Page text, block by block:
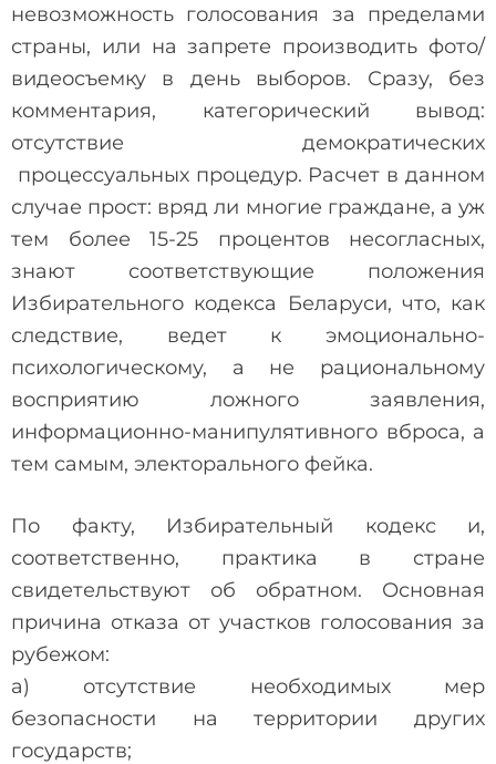
невозможность голосования за пределами
страны, или на запрете производить фото/
видеосъемку в день выборов. Сразу, без
комментария, категорический вывод:
отсутствие демократических
процессуальных процедур. Расчет в данном
случае прост: вряд ли многие граждане, а уж
тем более 15-25 процентов несогласных,
знают соответствующие положения
Избирательного кодекса Беларуси, что, как
следствие, ведет к эмоционально-
психологическому, а не рациональному
восприятию ложного заявления,
информационно-манипулятивного вброса, а
тем самым, электорального фейка.
По факту, Избирательный кодекс и,
соответственно, практика в стране
свидетельствуют об обратном. Основная
причина отказа от участков голосования за
рубежом:
а) отсутствие необходимых мер
безопасности на территории других
государств;